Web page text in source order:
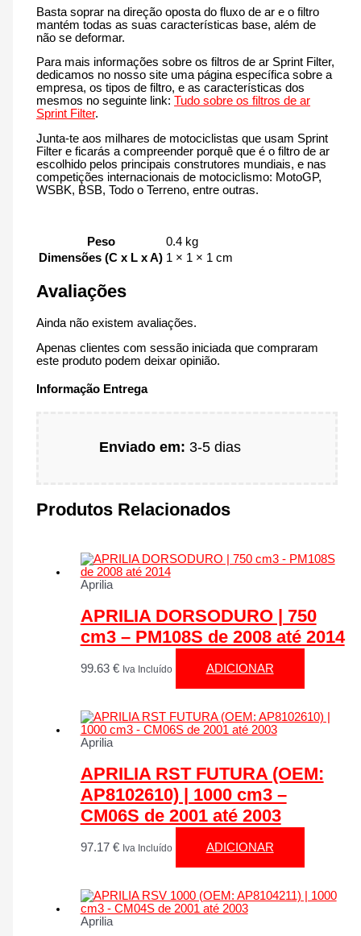
Basta soprar na direção oposta do fluxo de ar e o filtro
mantém todas as suas características base, além de
não se deformar.
Para mais informações sobre os filtros de ar Sprint Filter,
dedicamos no nosso site uma página específica sobre a
empresa, os tipos de filtro, e as características dos
mesmos no seguinte link:Tudo sobre os filtros de ar
Sprint Filter.
Junta-te aos milhares de motociclistas que usam Sprint
Filter e ficarás a compreender porquê que é o filtro de ar
escolhido pelos principais construtores mundiais, e nas
competições internacionais de motociclismo: MotoGP,
WSBK, BSB, Todo o Terreno, entre outras.
Peso
0.4 kg
Dimensões (C x L x A) 1 × 1 × 1 cm
Avaliações
Ainda não existem avaliações.
Apenas clientes com sessão iniciada que compraram
este produto podem deixar opinião.
Informação Entrega
Enviado em: 3-5 dias
Produtos Relacionados
Aprilia
APRILIA DORSODURO | 750
cm3 – PM108S de 2008 até 2014
99.63 € Iva Incluído ADICIONAR
Aprilia
APRILIA RST FUTURA (OEM:
AP8102610) | 1000 cm3 –
CM06S de 2001 até 2003
97.17 € Iva Incluído ADICIONAR
Aprilia